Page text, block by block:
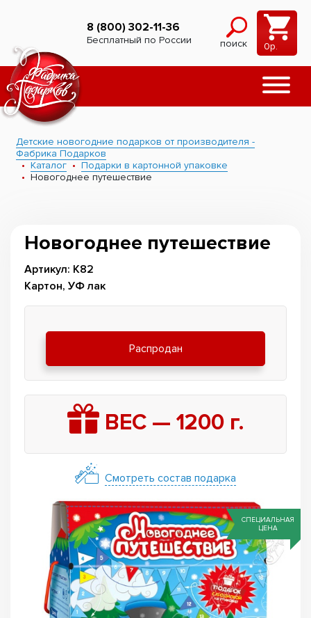
8 (800) 302-11-36
Бесплатный по России поиск 0р.
Детские новогодние подарков от производителя -
Фабрика Подарков
Каталог
Подарки в картонной упаковке
Новогоднее путешествие
СПЕЦИАЛЬНАЯ
ЦЕНА
Новогоднее путешествие
Артикул: К82
Картон, УФ лак
Распродан
ВЕС — 1200г.
Смотреть состав подарка